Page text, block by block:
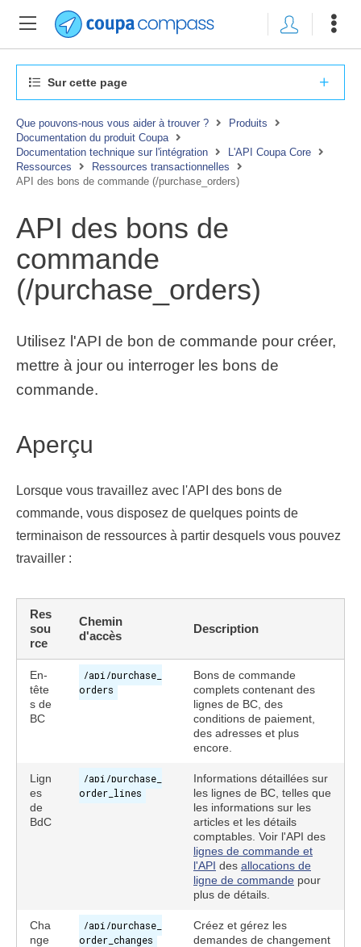
Sur cette page
Que pouvons-nous vous aider à trouver ?
Produits
Documentation du produit Coupa
Documentation technique sur l'intégration
L'API Coupa Core
Ressources
Ressources transactionnelles
API des bons de commande (/purchase_orders)
API des bons de
commande
(/purchase_orders)
Utilisez l'API de bon de commande pour créer,
mettre à jour ou interroger les bons de
commande.
Aperçu
Lorsque vous travaillez avec l'API des bons de
commande, vous disposez de quelques points de
terminaison de ressources à partir desquels vous pouvez
travailler :
Res
sou
rce
Chemin
d'accès
Description
En-
tête
s de
BC
/api/purchase_
orders
Bons de commande
complets contenant des
lignes de BC, des
conditions de paiement,
des adresses et plus
encore.
Lign
es
de
BdC
/api/purchase_
order_lines
Informations détaillées sur
les lignes de BC, telles que
les informations sur les
articles et les détails
comptables. Voir l'API des
lignes de commande et
l'API des allocations de
ligne de commande pour
plus de détails.
Cha
nge
/api/purchase_
order_changes
Créez et gérez les
demandes de changement